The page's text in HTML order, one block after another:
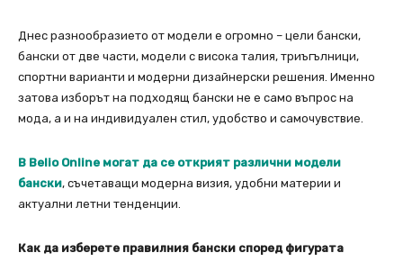
Днес разнообразието от модели е огромно – цели бански,
бански от две части, модели с висока талия, триъгълници,
спортни варианти и модерни дизайнерски решения. Именно
затова изборът на подходящ бански не е само въпрос на
мода, а и на индивидуален стил, удобство и самочувствие.
В Belio Online могат да се открият различни модели
бански, съчетаващи модерна визия, удобни материи и
актуални летни тенденции.
Как да изберете правилния бански според фигурата